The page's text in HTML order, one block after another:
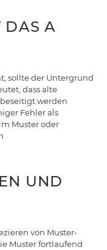
DAS A
sollte der Untergrund
dass alte
werden
Fehler als
Muster oder
UND
von Muster-
Muster fortlaufend